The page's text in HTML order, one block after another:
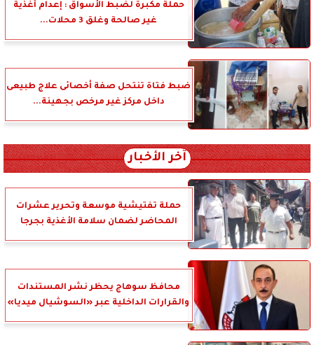
حملة مكبرة لضبط الأسواق : إعدام أغذية
غير صالحة وغلق 3 محلات...
ضبط فتاة تنتحل صفة أخصائى علاج طبيعى
داخل مركز غير مرخص بجهينة...
آخر الأخبار
حملة تفتيشية موسعة وتحرير عشرات
المحاضر لضمان سلامة الأغذية بجرجا
محافظ سوهاج يحظر نشر المستندات
والقرارات الداخلية عبر «السوشيال ميديا»